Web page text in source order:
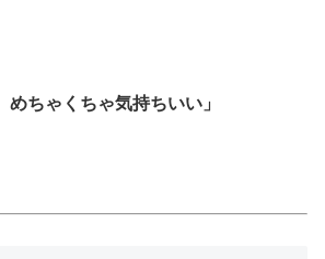
めちゃくちゃ気持ちいい」